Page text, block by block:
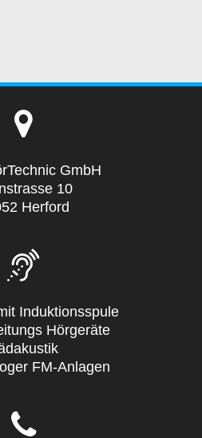
GmbH
10
Herford
Induktionsspule
Hörgeräte
FM-Anlagen